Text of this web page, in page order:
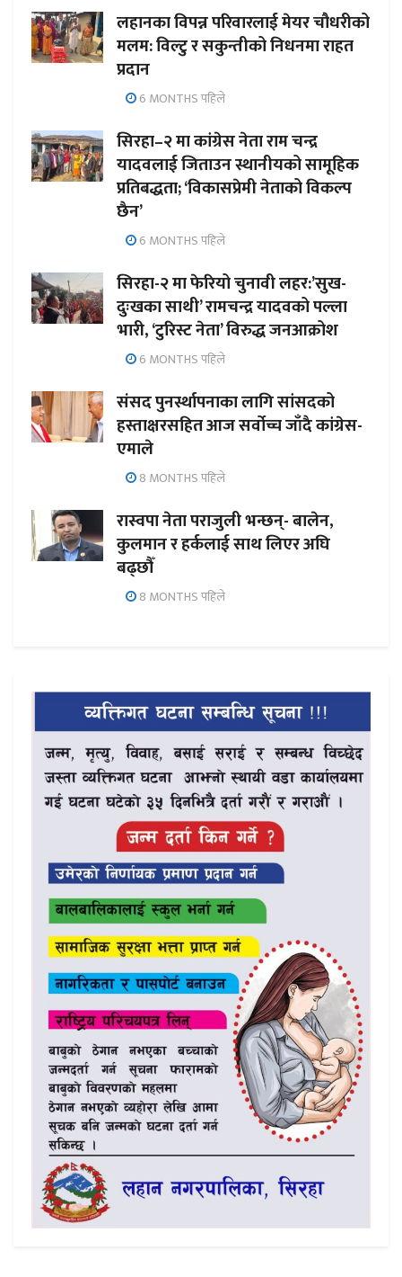
लहानका विपन्न परिवारलाई मेयर चौधरीको
मलम: विल्टु र सकुन्तीको निधनमा राहत
प्रदान
6 MONTHS पहिले
सिरहा–२ मा कांग्रेस नेता राम चन्द्र
यादवलाई जिताउन स्थानीयको सामूहिक
प्रतिबद्धता; ‘विकासप्रेमी नेताको विकल्प
छैन’
6 MONTHS पहिले
सिरहा-२ मा फेरियो चुनावी लहर:’सुख-
दुःखका साथी’ रामचन्द्र यादवको पल्ला
भारी, ‘टुरिस्ट नेता’ विरुद्ध जनआक्रोश
6 MONTHS पहिले
संसद पुनर्स्थापनाका लागि सांसदको
हस्ताक्षरसहित आज सर्वोच्च जाँदै कांग्रेस-
एमाले
8 MONTHS पहिले
रास्वपा नेता पराजुली भन्छन्- बालेन,
कुलमान र हर्कलाई साथ लिएर अघि
बढ्छौँ
8 MONTHS पहिले